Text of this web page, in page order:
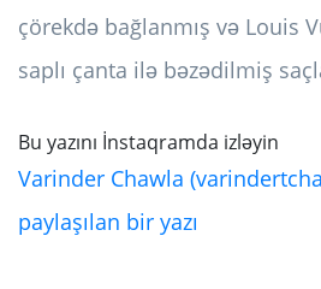
çörekdə bağlanmış və Louis
saplı çanta ilə bəzədilmiş
Bu yazını İnstaqramda izləyin
Varinder Chawla
paylaşılan bir yazı